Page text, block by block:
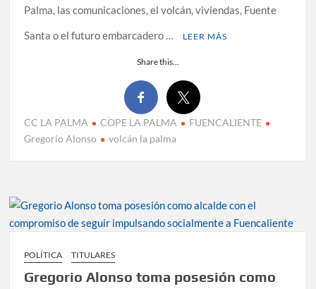
Palma, las comunicaciones, el volcán, viviendas, Fuente
Santa o el futuro embarcadero …
LEER MÁS
Share this...
CC LA PALMA COPE LA PALMA
FUENCALIENTE
Gregorio Alonso
volcán la palma
POLÍTICA TITULARES
Gregorio Alonso toma posesión como